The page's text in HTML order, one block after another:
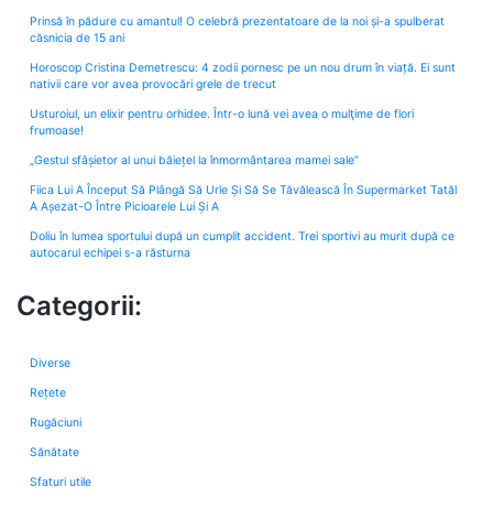
Prinsă în pădure cu amantul! O celebră prezentatoare de la noi și-a spulberat
căsnicia de 15 ani
Horoscop Cristina Demetrescu: 4 zodii pornesc pe un nou drum în viață. Ei sunt
nativii care vor avea provocări grele de trecut
Usturoiul, un elixir pentru orhidee. Într-o lună vei avea o mulţime de flori
frumoase!
„Gestul sfâșietor al unui băiețel la înmormântarea mamei sale”
Fiica Lui A Început Să Plângă Să Urle Și Să Se Tăvălească În Supermarket Tatăl
A Așezat-O Între Picioarele Lui Și A
Doliu în lumea sportului după un cumplit accident. Trei sportivi au murit după ce
autocarul echipei s-a răsturna
Categorii:
Diverse
Rețete
Rugăciuni
Sănătate
Sfaturi utile